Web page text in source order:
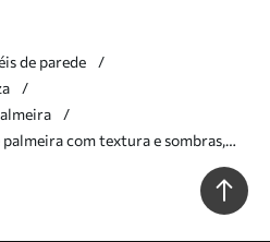
de parede
com textura e sombras,